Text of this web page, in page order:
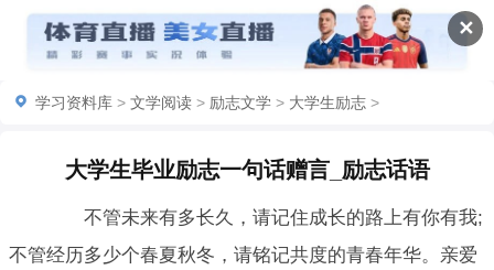
✕
学习资料库 > 文学阅读 > 励志文学 > 大学生励志 >
大学生毕业励志一句话赠言_励志话语
不管未来有多长久，请记住成长的路上有你有我;
不管经历多少个春夏秋冬，请铭记共度的青春年华。亲爱